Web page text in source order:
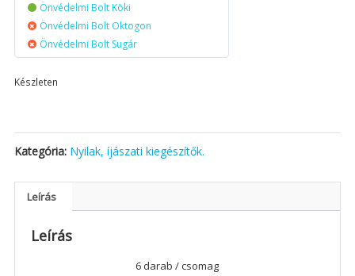
Önvédelmi Bolt Köki
Önvédelmi Bolt Oktogon
Önvédelmi Bolt Sugár
Készleten
Kategória: Nyilak, íjászati kiegészítők.
Leírás
Leírás
6 darab / csomag